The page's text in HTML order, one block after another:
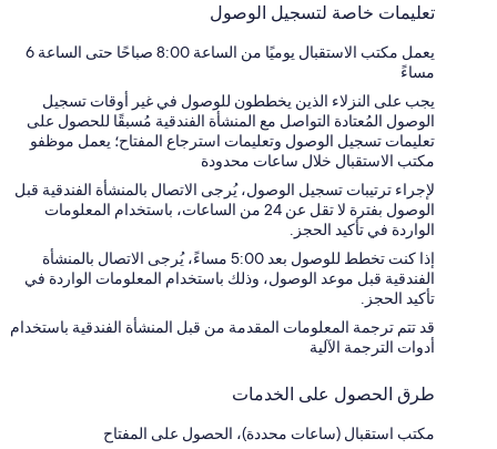
تعليمات خاصة لتسجيل الوصول
يعمل مكتب الاستقبال يوميًا من الساعة 8:00 صباحًا حتى الساعة 6
مساءً
يجب على النزلاء الذين يخططون للوصول في غير أوقات تسجيل
الوصول المُعتادة التواصل مع المنشأة الفندقية مُسبقًا للحصول على
تعليمات تسجيل الوصول وتعليمات استرجاع المفتاح؛ يعمل موظفو
مكتب الاستقبال خلال ساعات محدودة
لإجراء ترتيبات تسجيل الوصول، يُرجى الاتصال بالمنشأة الفندقية قبل
الوصول بفترة لا تقل عن 24 من الساعات، باستخدام المعلومات
الواردة في تأكيد الحجز.
إذا كنت تخطط للوصول بعد 5:00 مساءً، يُرجى الاتصال بالمنشأة
الفندقية قبل موعد الوصول، وذلك باستخدام المعلومات الواردة في
تأكيد الحجز.
قد تتم ترجمة المعلومات المقدمة من قبل المنشأة الفندقية باستخدام
أدوات الترجمة الآلية
طرق الحصول على الخدمات
مكتب استقبال (ساعات محددة)، الحصول على المفتاح